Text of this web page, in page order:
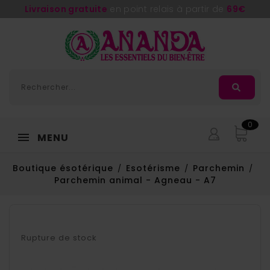
Livraison gratuite 69€
MENU
0
Boutique ésotérique Esotérisme
Parchemin
Parchemin animal - Agneau - A7
Rupture de stock